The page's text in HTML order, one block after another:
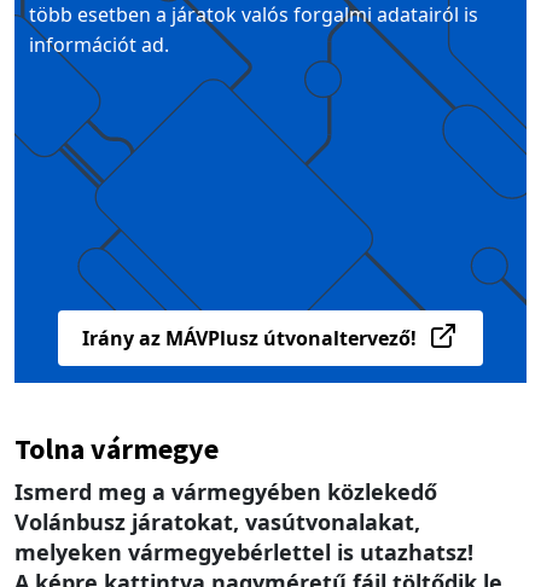
több esetben a járatok valós forgalmi adatairól is
információt ad.
Irány az MÁVPlusz útvonaltervező!
Tolna vármegye
Ismerd meg a vármegyében közlekedő
Volánbusz járatokat, vasútvonalakat,
melyeken vármegyebérlettel is utazhatsz!